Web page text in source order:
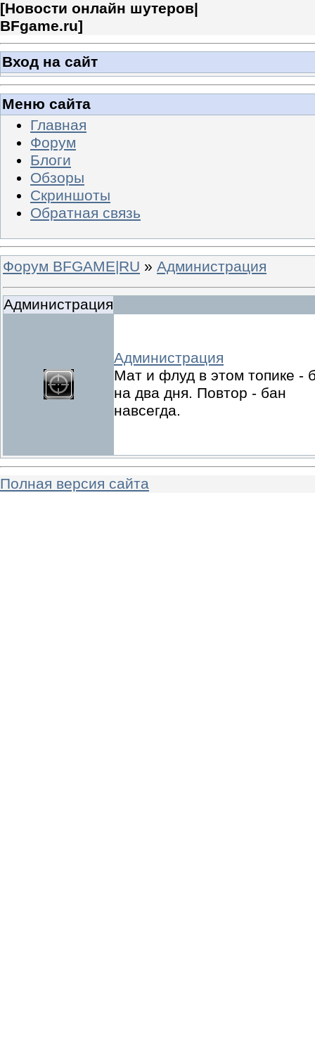
[Новости онлайн шутеров|
BFgame.ru]
Вход на сайт
Меню сайта
Главная
Форум
Блоги
Обзоры
Скриншоты
Обратная связь
Форум BFGAME|RU » Администрация
Администрация
Администрация
Мат и флуд в этом топике -
на два дня. Повтор - бан
навсегда.
Полная версия сайта